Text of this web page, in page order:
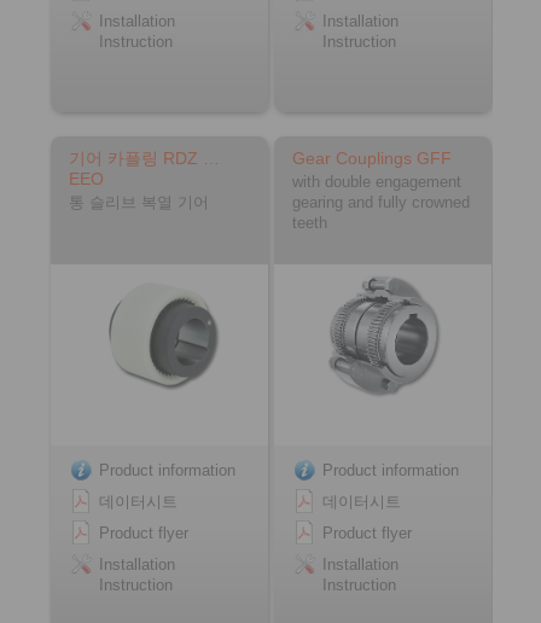
Installation
Instruction
Installation
Instruction
기어 카플링 RDZ …
EEO
통 슬리브 복열 기어
Product information
데이터시트
Product flyer
Installation
Instruction
Gear Couplings GFF
with double engagement
gearing and fully crowned
teeth
Product information
데이터시트
Product flyer
Installation
Instruction